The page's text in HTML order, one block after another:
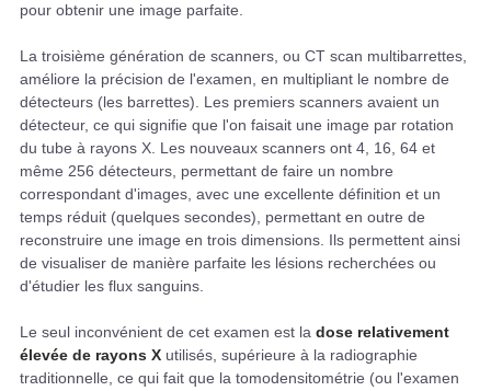
pour obtenir une image parfaite.
La troisième génération de scanners, ou CT scan multibarrettes,
améliore la précision de l'examen, en multipliant le nombre de
détecteurs (les barrettes). Les premiers scanners avaient un
détecteur, ce qui signifie que l'on faisait une image par rotation
du tube à rayons X. Les nouveaux scanners ont 4, 16, 64 et
même 256 détecteurs, permettant de faire un nombre
correspondant d'images, avec une excellente définition et un
temps réduit (quelques secondes), permettant en outre de
reconstruire une image en trois dimensions. Ils permettent ainsi
de visualiser de manière parfaite les lésions recherchées ou
d'étudier les flux sanguins.
Le seul inconvénient de cet examen est la dose relativement
élevée de rayons X utilisés, supérieure à la radiographie
traditionnelle, ce qui fait que la tomodensitométrie (ou l'examen